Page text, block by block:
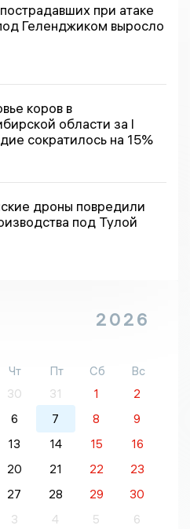
при атаке
Геленджиком выросло
коров в
области за I
сократилось на 15%
дроны повредили
под Тулой
2026
Чт Пт Сб
Вс
30 31 1
2
6 7 8
9
13 14 15
16
20 21 22
23
27 28 29
30
3 4 5 6